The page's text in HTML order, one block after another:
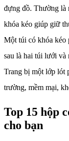
đựng đồ. Thường là
khóa kéo giúp giữ
Một túi có khóa kéo
sau là hai túi lưới và
Trang bị một lớp lót
trường, mềm mại,
Top 15 hộp
cho bạn